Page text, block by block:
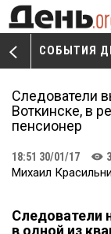
СОБЫТИЯ
W
Следователи
Воткинске, в
пенсионер
18:51 30/01/17 K
Михаил
Следователи
в одной из